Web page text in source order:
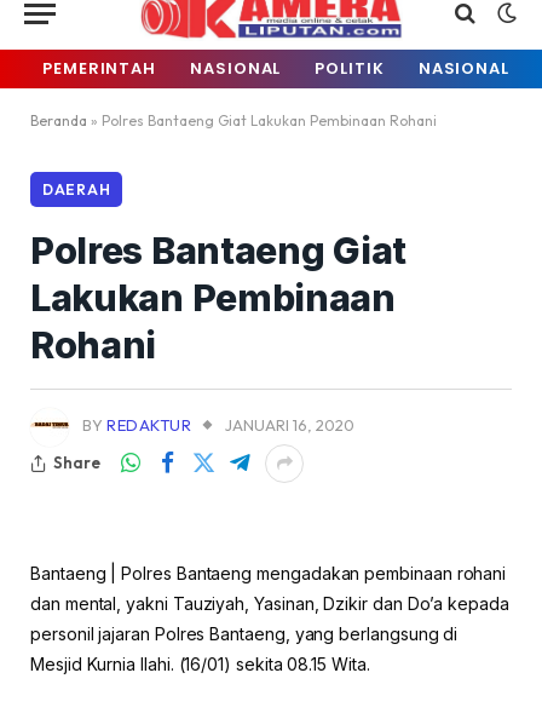
PEMERINTAH NASIONAL POLITIK NASIONAL
Beranda » Polres Bantaeng Giat Lakukan Pembinaan Rohani
DAERAH
Polres Bantaeng Giat
Lakukan Pembinaan
Rohani
BY REDAKTUR
JANUARI 16, 2020
Share
Bantaeng | Polres Bantaeng mengadakan pembinaan rohani
dan mental, yakni Tauziyah, Yasinan, Dzikir dan Do’a kepada
personil jajaran Polres Bantaeng, yang berlangsung di
Mesjid Kurnia Ilahi. (16/01) sekita 08.15 Wita.